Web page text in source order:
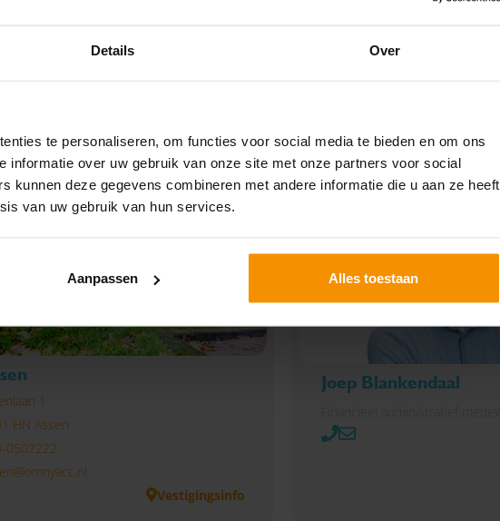
Details Over
te personaliseren, om functies voor social media te bieden en om ons
informatie over uw gebruik van onze site met onze partners voor social
kunnen deze gegevens combineren met andere informatie die u aan ze heeft
van uw gebruik van hun services.
Aanpassen Alles toestaan
1
HN Assen
0502222
Vestigingsinfo
Joep Blankendaal